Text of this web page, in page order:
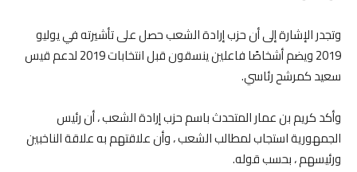
وتجدر الإشارة إلى أن حزب إرادة الشعب حصل على تأشيرته في يوليو
2019 ويضم أشخاصًا فاعلين ينسقون قبل انتخابات 2019 لدعم قيس
سعيد كمرشح رئاسي.
وأكد كريم بن عمار المتحدث باسم حزب إرادة الشعب ، أن رئيس
الجمهورية استجاب لمطالب الشعب ، وأن علاقتهم به علاقة الناخبين
ورئيسهم ، بحسب قوله.